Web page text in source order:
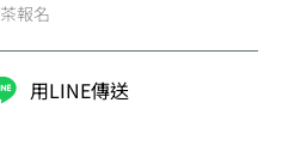
報名
用LINE傳送